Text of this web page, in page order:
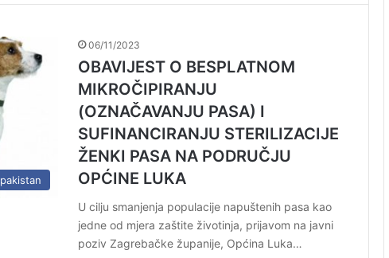
pakistan
06/11/2023
OBAVIJEST O BESPLATNOM
MIKROČIPIRANJU
(OZNAČAVANJU PASA) I
SUFINANCIRANJU STERILIZACIJE
ŽENKI PASA NA PODRUČJU
OPĆINE LUKA
U cilju smanjenja populacije napuštenih pasa kao
jedne od mjera zaštite životinja, prijavom na javni
poziv Zagrebačke županije, Općina Luka…